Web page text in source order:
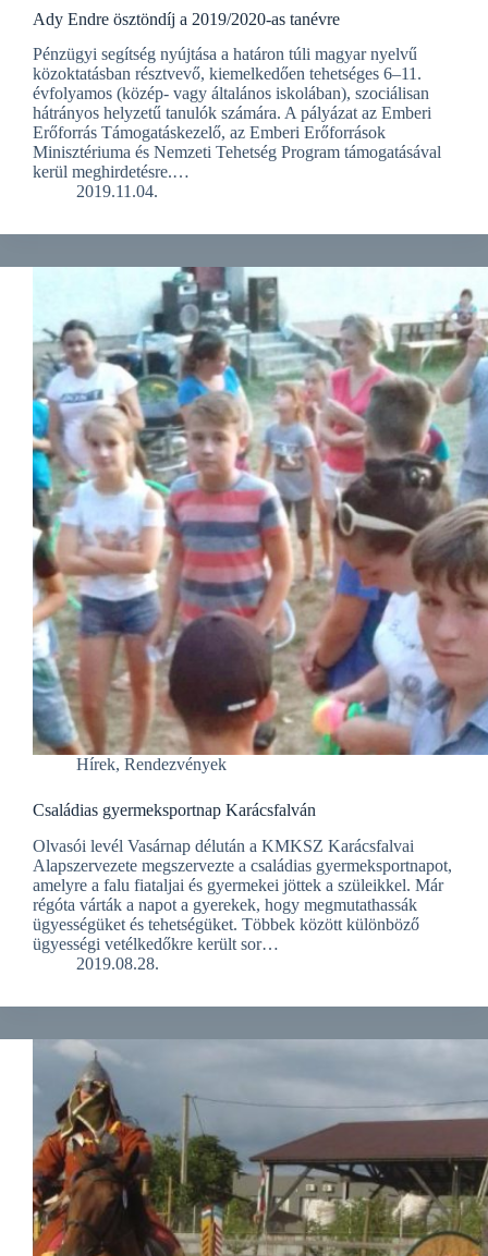
Ady Endre ösztöndíj a 2019/2020-as tanévre
Pénzügyi segítség nyújtása a határon túli magyar nyelvű
közoktatásban résztvevő, kiemelkedően tehetséges 6–11.
évfolyamos (közép- vagy általános iskolában), szociálisan
hátrányos helyzetű tanulók számára. A pályázat az Emberi
Erőforrás Támogatáskezelő, az Emberi Erőforrások
Minisztériuma és Nemzeti Tehetség Program támogatásával
kerül meghirdetésre.…
2019.11.04.
Hírek, Rendezvények
Családias gyermeksportnap Karácsfalván
Olvasói levél Vasárnap délután a KMKSZ Karácsfalvai
Alapszervezete megszervezte a családias gyermeksportnapot,
amelyre a falu fiataljai és gyermekei jöttek a szüleikkel. Már
régóta várták a napot a gyerekek, hogy megmutathassák
ügyességüket és tehetségüket. Többek között különböző
ügyességi vetélkedőkre került sor…
2019.08.28.